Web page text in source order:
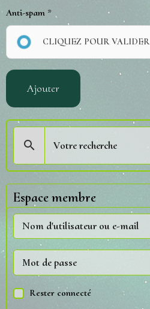
Anti-spam
CLIQUEZ POUR VALIDER
Ajouter
Espace membre
Rester connecté